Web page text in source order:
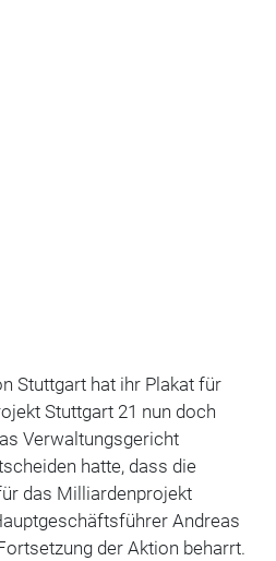
Stuttgart hat ihr Plakat für
Stuttgart 21 nun doch
Verwaltungsgericht
hatte, dass die
das Milliardenprojekt
Andreas
der Aktion beharrt.